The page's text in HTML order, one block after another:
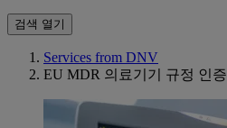
검색 열기
Services from DNV
EU MDR 의료기기 규정 인증